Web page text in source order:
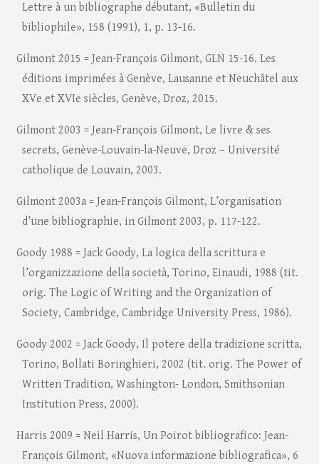
Lettre à un bibliographe débutant, «Bulletin du
bibliophile», 158 (1991), 1, p. 13-16.
Gilmont 2015 = Jean-François Gilmont, GLN 15-16. Les
éditions imprimées à Genève, Lausanne et Neuchâtel aux
XVe et XVIe siècles, Genève, Droz, 2015.
Gilmont 2003 = Jean-François Gilmont, Le livre & ses
secrets, Genève-Louvain-la-Neuve, Droz – Université
catholique de Louvain, 2003.
Gilmont 2003a = Jean-François Gilmont, L’organisation
d’une bibliographie, in Gilmont 2003, p. 117-122.
Goody 1988 = Jack Goody, La logica della scrittura e
l’organizzazione della società, Torino, Einaudi, 1988 (tit.
orig. The Logic of Writing and the Organization of
Society, Cambridge, Cambridge University Press, 1986).
Goody 2002 = Jack Goody, Il potere della tradizione scritta,
Torino, Bollati Boringhieri, 2002 (tit. orig. The Power of
Written Tradition, Washington- London, Smithsonian
Institution Press, 2000).
Harris 2009 = Neil Harris, Un Poirot bibliografico: Jean-
François Gilmont, «Nuova informazione bibliografica», 6